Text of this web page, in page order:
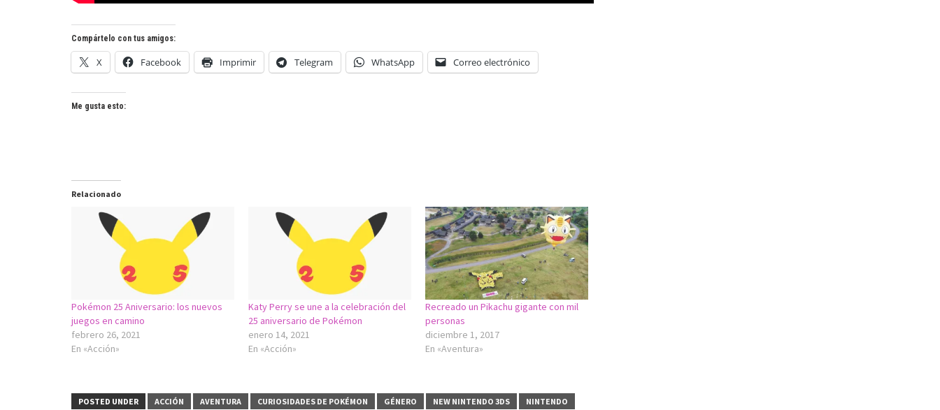
Compártelo con tus amigos:
X Facebook Imprimir Telegram WhatsApp Correo electrónico
Me gusta esto:
Relacionado
Pokémon 25 Aniversario: los nuevos
juegos en camino
febrero 26, 2021
En «Acción»
Katy Perry se une a la celebración del
25 aniversario de Pokémon
enero 14, 2021
En «Acción»
Recreado un Pikachu gigante con mil
personas
diciembre 1, 2017
En «Aventura»
POSTED UNDER ACCIÓN AVENTURA CURIOSIDADES DE POKÉMON GÉNERO NEW NINTENDO 3DS
NINTENDO